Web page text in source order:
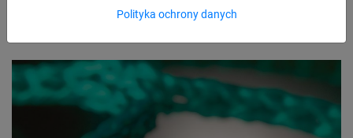
Polityka ochrony danych